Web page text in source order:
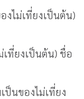
ไม่เที่ยงเป็นต้น)
เที่ยงเป็นต้น) ชื่อ
ป็นของไม่เที่ยง